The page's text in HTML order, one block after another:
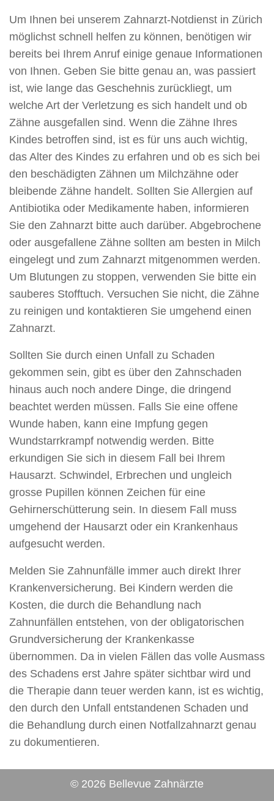
Um Ihnen bei unserem Zahnarzt-Notdienst in Zürich
möglichst schnell helfen zu können, benötigen wir
bereits bei Ihrem Anruf einige genaue Informationen
von Ihnen. Geben Sie bitte genau an, was passiert
ist, wie lange das Geschehnis zurückliegt, um
welche Art der Verletzung es sich handelt und ob
Zähne ausgefallen sind. Wenn die Zähne Ihres
Kindes betroffen sind, ist es für uns auch wichtig,
das Alter des Kindes zu erfahren und ob es sich bei
den beschädigten Zähnen um Milchzähne oder
bleibende Zähne handelt. Sollten Sie Allergien auf
Antibiotika oder Medikamente haben, informieren
Sie den Zahnarzt bitte auch darüber. Abgebrochene
oder ausgefallene Zähne sollten am besten in Milch
eingelegt und zum Zahnarzt mitgenommen werden.
Um Blutungen zu stoppen, verwenden Sie bitte ein
sauberes Stofftuch. Versuchen Sie nicht, die Zähne
zu reinigen und kontaktieren Sie umgehend einen
Zahnarzt.
Sollten Sie durch einen Unfall zu Schaden
gekommen sein, gibt es über den Zahnschaden
hinaus auch noch andere Dinge, die dringend
beachtet werden müssen. Falls Sie eine offene
Wunde haben, kann eine Impfung gegen
Wundstarrkrampf notwendig werden. Bitte
erkundigen Sie sich in diesem Fall bei Ihrem
Hausarzt. Schwindel, Erbrechen und ungleich
grosse Pupillen können Zeichen für eine
Gehirnerschütterung sein. In diesem Fall muss
umgehend der Hausarzt oder ein Krankenhaus
aufgesucht werden.
Melden Sie Zahnunfälle immer auch direkt Ihrer
Krankenversicherung. Bei Kindern werden die
Kosten, die durch die Behandlung nach
Zahnunfällen entstehen, von der obligatorischen
Grundversicherung der Krankenkasse
übernommen. Da in vielen Fällen das volle Ausmass
des Schadens erst Jahre später sichtbar wird und
die Therapie dann teuer werden kann, ist es wichtig,
den durch den Unfall entstandenen Schaden und
die Behandlung durch einen Notfallzahnarzt genau
zu dokumentieren.
© 2026 Bellevue Zahnärzte